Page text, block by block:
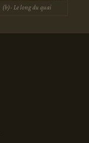
(b)- Le long du quai